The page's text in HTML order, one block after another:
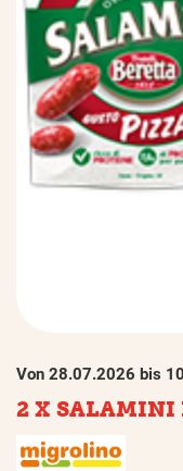
Von 28.07.2026 bis
2 X SALAMINI